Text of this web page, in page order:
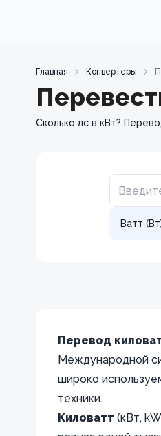
Главная Конвертеры
Сколько лс в кВт?
Перевод
Международной
широко
техники.
Киловатт (кВт,